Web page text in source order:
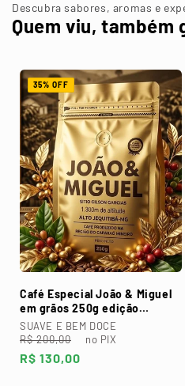
Descubra sabores, aromas e
Quem viu, também
35% OFF
Café Especial João & Miguel
em grãos 250g edição
dourada
SUAVE E BEM DOCE
Preço
normal
R$ 200,00
Preço
promocional
R$ 130,00
no PIX